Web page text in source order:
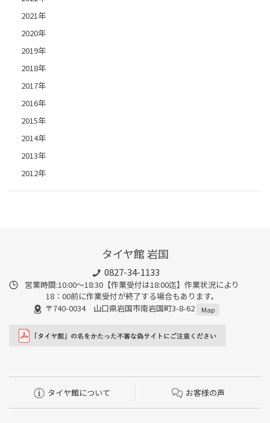
2021年
2020年
2019年
2018年
2017年
2016年
2015年
2014年
2013年
2012年
タイヤ館 岩国
0827-34-1133
営業時間:10:00〜18:30【作業受付は18:00迄】作業状況により
18：00前に作業受付が終了する場合もあります。
〒740-0034 山口県岩国市南岩国町3-8-62
Map
タイヤ館について お客様の声